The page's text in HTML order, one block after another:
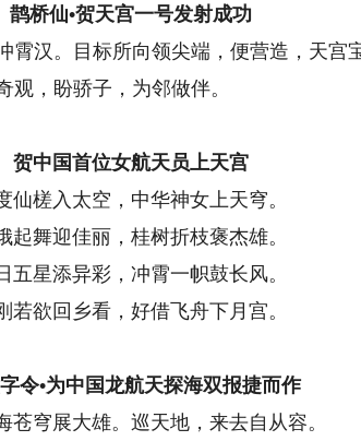
鹊桥仙•贺天宫一号发射成功
汉。目标所向领尖端，便营造，天宫
，盼骄子，为邻做伴。
贺中国首位女航天员上天宫
仙槎入太空，中华神女上天穹。
起舞迎佳丽，桂树折枝褒杰雄。
五星添异彩，冲霄一帜鼓长风。
若欲回乡看，好借飞舟下月宫。
令•为中国龙航天探海双报捷而作
苍穹展大雄。巡天地，来去自从容。